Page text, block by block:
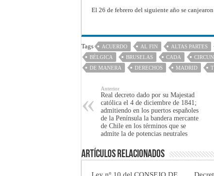
El 26 de febrero del siguiente año se
Tags ACUERDO AL FIN ALTAS PARTES
BÉLGICA
BRUSELAS CADA
DE MANERA
DERECHOS MADRID
Anterior
Real decreto dado por su Majestad
católica el 4 de diciembre de 1841;
admitiendo en los puertos españoles
de la Península la bandera mercante
de Chile en los términos que se
admite la de potencias neutrales
Artículos Relacionados
Ley nº 10 del CONSEJO DE